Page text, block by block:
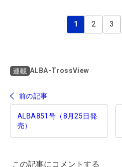
1 2 3
連載 ALBA-TrossView
前の記事
ALBA851号（8月25日発
売）